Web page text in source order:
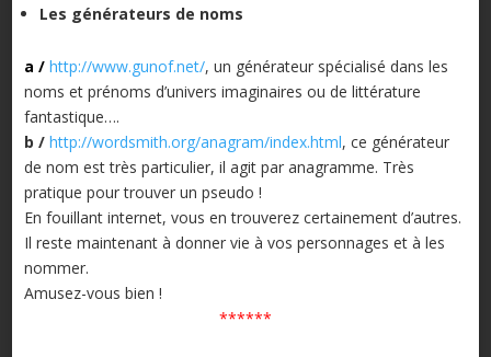
Les générateurs de noms
a / http://www.gunof.net/, un générateur spécialisé dans les
noms et prénoms d’univers imaginaires ou de littérature
fantastique….
b /http://wordsmith.org/anagram/index.html, ce générateur
de nom est très particulier, il agit par anagramme. Très
pratique pour trouver un pseudo !
En fouillant internet, vous en trouverez certainement d’autres.
Il reste maintenant à donner vie à vos personnages et à les
nommer.
Amusez-vous bien !
******